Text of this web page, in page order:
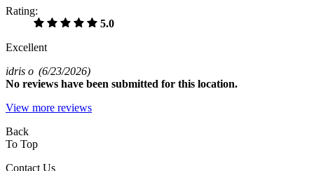
Rating:
5.0
Excellent
idris o (6/23/2026)
No reviews have been submitted for this location.
View more reviews
Back
To Top
Contact Us